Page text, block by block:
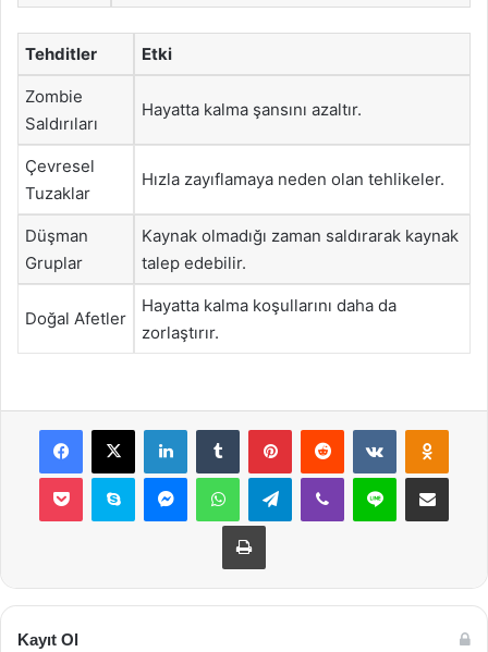
Tehditler Etki
Zombie
Saldırıları
Hayatta kalma şansını azaltır.
Çevresel
Tuzaklar
Hızla zayıflamaya neden olan tehlikeler.
Düşman
Gruplar
Kaynak olmadığı zaman saldırarak kaynak
talep edebilir.
Doğal Afetler
Hayatta kalma koşullarını daha da
zorlaştırır.
Facebook
X LinkedInTumblr PinterestReddit VKontakte
Pocket Skype MessengerWhatsAppTelegramViber Line E-Posta ile
Yazdır
Kayıt Ol